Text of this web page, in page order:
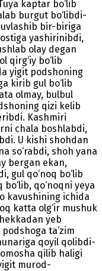
kaptar bo‘lib
burgut bo‘libdi-
bir-biriga
yashirinibdi,
olay degan
qirg‘iy bo‘lib
yigit podshoning
kirib gul bo‘lib
olmay, bulbul
qizi kelib
Kashmiri
chala boshlabdi,
U kishi shohdan
so‘rabdi, shoh yana
bergan ekan,
gul qo‘noq bo‘lib
qo‘noqni yeya
kavushining ichida
katta olg‘ir mushuk
yeb
ta’zim
qoyil qolibdi-
qilib haligi
murod-